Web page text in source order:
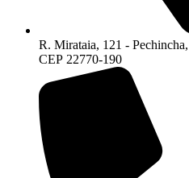
R. Mirataia, 121 -
CEP 22770-190